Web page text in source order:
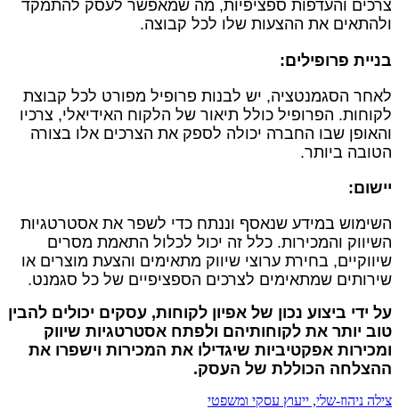
צרכים והעדפות ספציפיות, מה שמאפשר לעסק להתמקד
ולהתאים את ההצעות שלו לכל קבוצה.
בניית פרופילים:
לאחר הסגמנטציה, יש לבנות פרופיל מפורט לכל קבוצת
לקוחות. הפרופיל כולל תיאור של הלקוח האידיאלי, צרכיו
והאופן שבו החברה יכולה לספק את הצרכים אלו בצורה
הטובה ביותר.
יישום:
השימוש במידע שנאסף וננתח כדי לשפר את אסטרטגיות
השיווק והמכירות. כלל זה יכול לכלול התאמת מסרים
שיווקיים, בחירת ערוצי שיווק מתאימים והצעת מוצרים או
שירותים שמתאימים לצרכים הספציפיים של כל סגמנט.
על ידי ביצוע נכון של אפיון לקוחות, עסקים יכולים להבין
טוב יותר את לקוחותיהם ולפתח אסטרטגיות שיווק
ומכירות אפקטיביות שיגדילו את המכירות וישפרו את
ההצלחה הכוללת של העסק.
צילה ניהוז-שלי, ייעוץ עסקי ומשפטי